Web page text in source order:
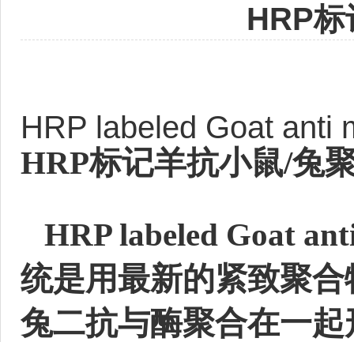
HRP
HRP labeled Goat anti
HRP标记羊抗小鼠/兔
HRP labeled Goat
统是用最新的紧致聚
兔二抗与酶聚合在一